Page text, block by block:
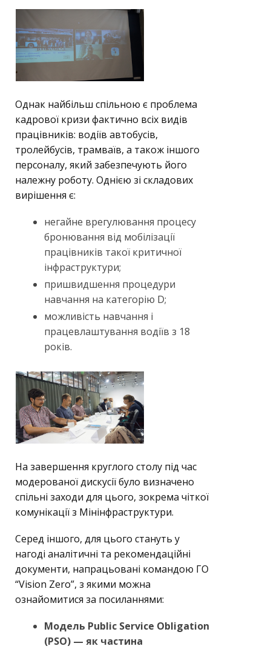
Однак найбільш спільною є проблема
кадрової кризи фактично всіх видів
працівників: водіїв автобусів,
тролейбусів, трамваїв, а також іншого
персоналу, який забезпечують його
належну роботу. Однією зі складових
вирішення є:
негайне врегулювання процесу
бронювання від мобілізації
працівників такої критичної
інфраструктури;
пришвидшення процедури
навчання на категорію D;
можливість навчання і
працевлаштування водіїв з 18
років.
На завершення круглого столу під час
модерованої дискусії було визначено
спільні заходи для цього, зокрема чіткої
комунікації з Мінінфраструктури.
Серед іншого, для цього стануть у
нагоді аналітичні та рекомендаційні
документи, напрацьовані командою ГО
“Vision Zero”, з якими можна
ознайомитися за посиланнями:
Модель Public Service Obligation
(PSO) — як частина